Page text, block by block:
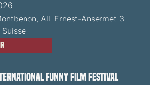
All. Ernest-Ansermet 3,
Funny Film Festival